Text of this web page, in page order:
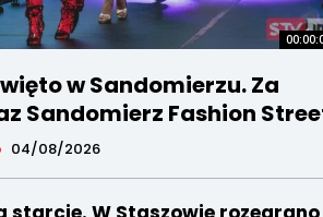
w Sandomierzu. Za
Sandomierz Fashion
04/08/2026